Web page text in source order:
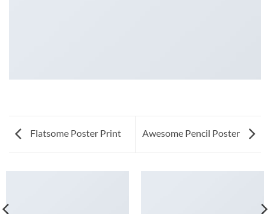
Flatsome Poster Print Awesome Pencil Poster